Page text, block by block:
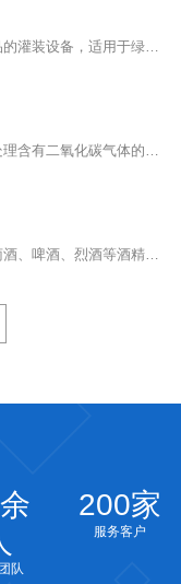
队
200家
服务客户